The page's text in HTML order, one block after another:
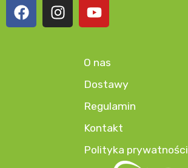
O nas
Dostawy
Regulamin
Kontakt
Polityka prywatności